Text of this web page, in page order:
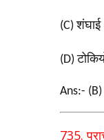
(C)शंघाई
(D)
Ans:- (B)
735.